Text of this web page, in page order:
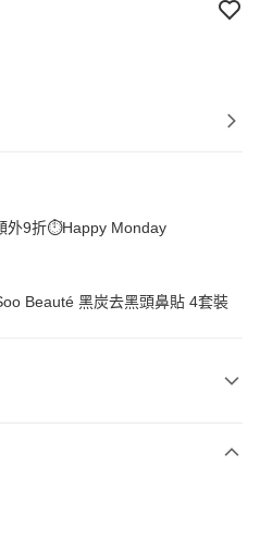
外9折⏱️Happy Monday
Beauté 黑炭去黑頭鼻貼 4套裝